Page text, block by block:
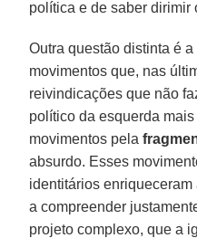
política e de saber dirimir
Outra questão distinta é
movimentos que, nas
reivindicações que não
político da esquerda
movimentos pela
absurdo. Esses
identitários
a compreender
projeto complexo, que a